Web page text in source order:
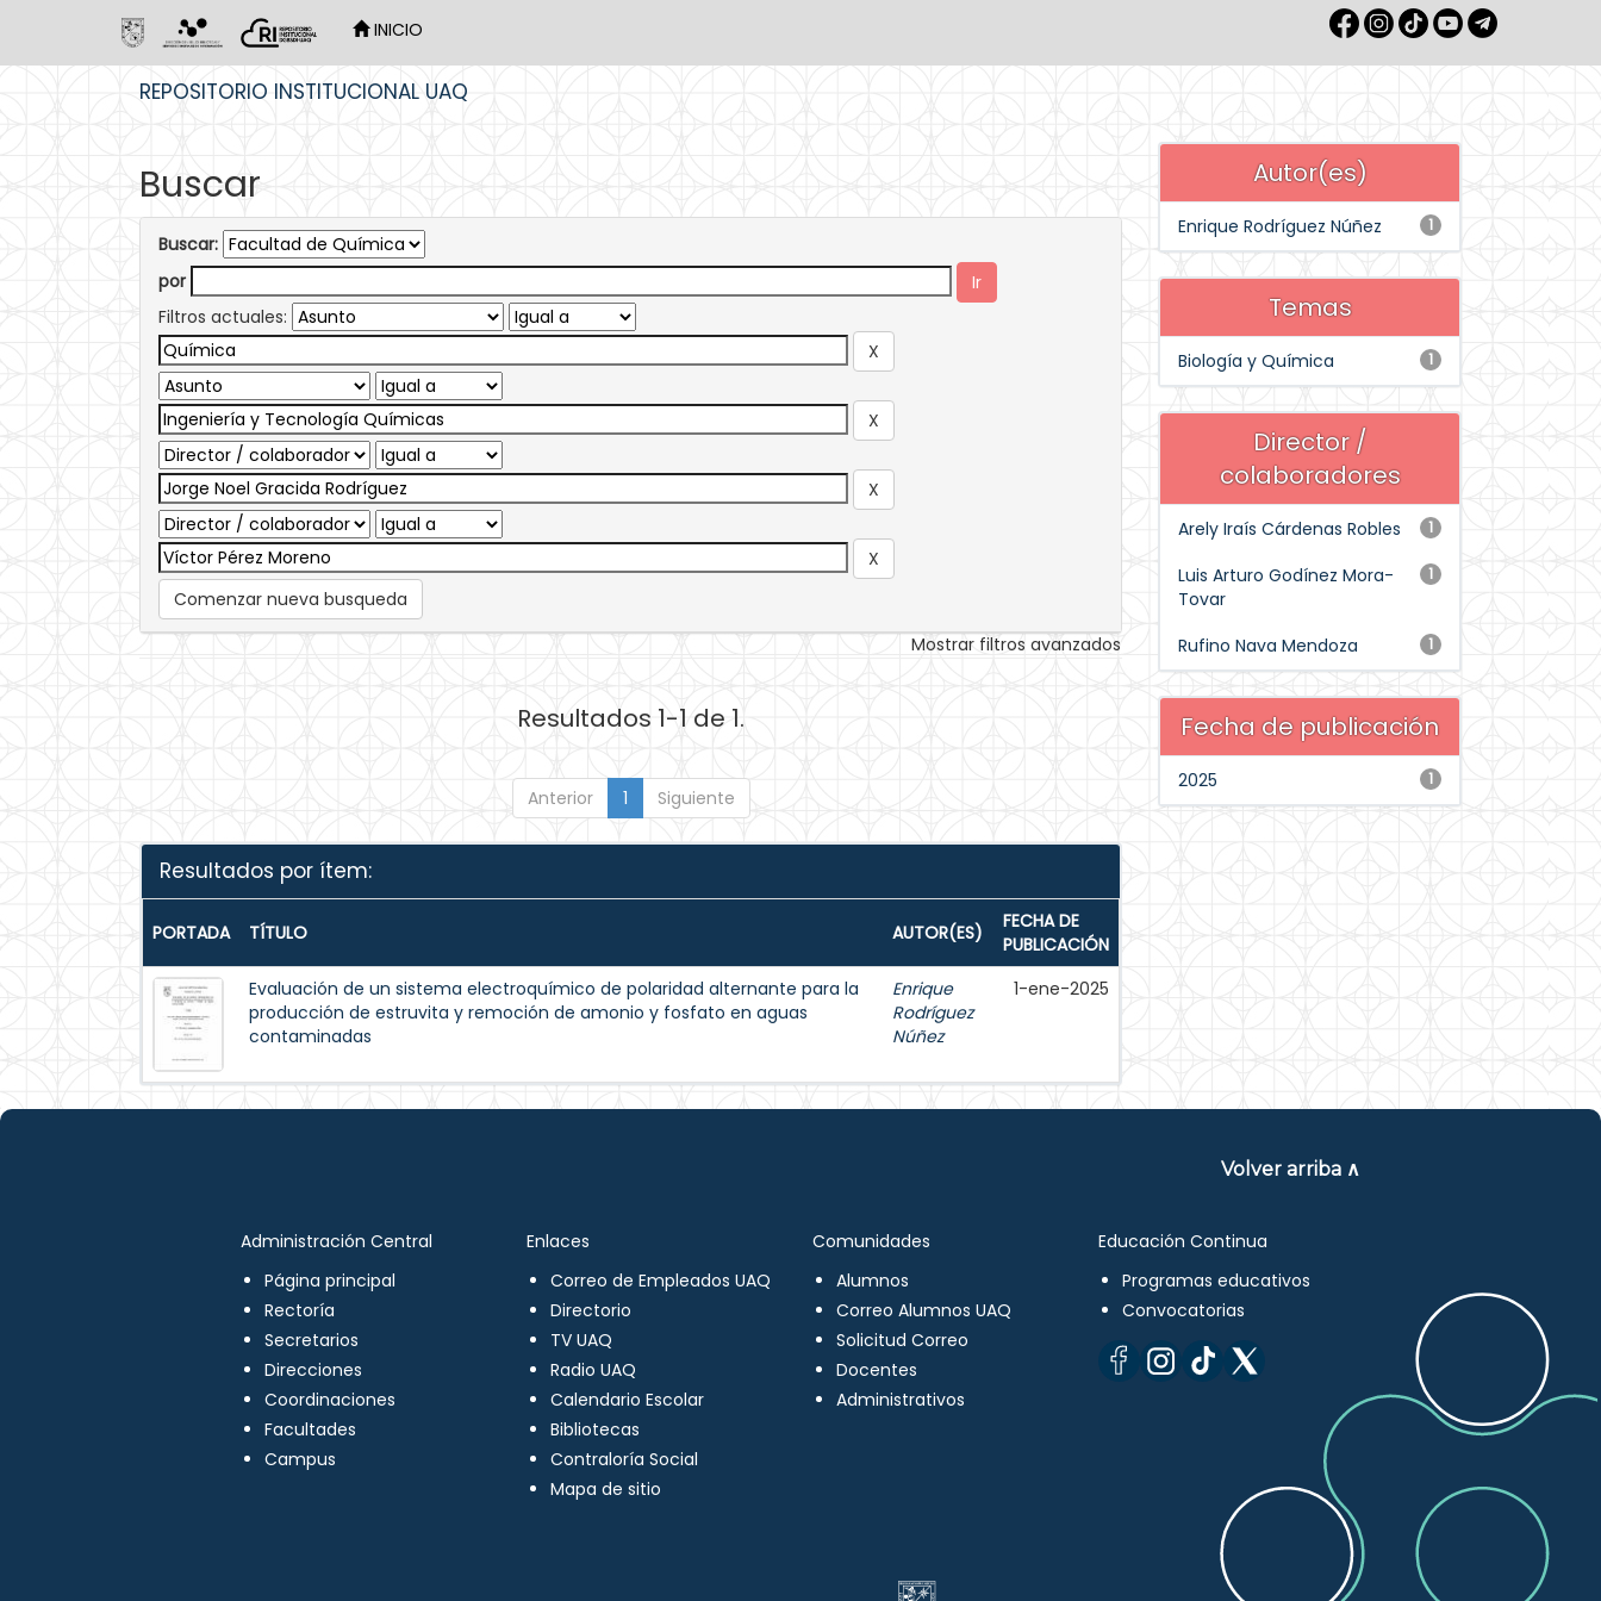
INICIO
REPOSITORIO INSTITUCIONAL UAQ
Buscar
Buscar:
por
Filtros actuales:
Comenzar nueva busqueda
Mostrar filtros avanzados
Resultados 1-1 de 1.
Anterior 1 Siguiente
Resultados por ítem:
PORTADA TÍTULO AUTOR(ES)
FECHA DE
PUBLICACIÓN
Evaluación de un sistema electroquímico de polaridad alternante para la
producción de estruvita y remoción de amonio y fosfato en aguas
contaminadas
Enrique
Rodríguez
Núñez
1-ene-2025
Autor(es)
1
Enrique Rodríguez Núñez
Temas
1
Biología y Química
Director /
colaboradores
1
Arely Iraís Cárdenas Robles
1
Luis Arturo Godínez Mora-
Tovar
1
Rufino Nava Mendoza
Fecha de publicación
1
2025
Volver arriba ∧
Administración Central
Página principal
Rectoría
Secretarios
Direcciones
Coordinaciones
Facultades
Campus
Enlaces
Correo de Empleados UAQ
Directorio
TV UAQ
Radio UAQ
Calendario Escolar
Bibliotecas
Contraloría Social
Mapa de sitio
Comunidades
Alumnos
Correo Alumnos UAQ
Solicitud Correo
Docentes
Administrativos
Educación Continua
Programas educativos
Convocatorias